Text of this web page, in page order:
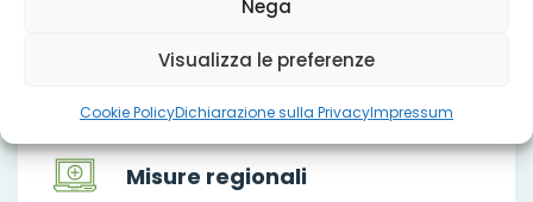
Nega
Visualizza le preferenze
Cookie PolicyDichiarazione sulla PrivacyImpressum
Misure regionali